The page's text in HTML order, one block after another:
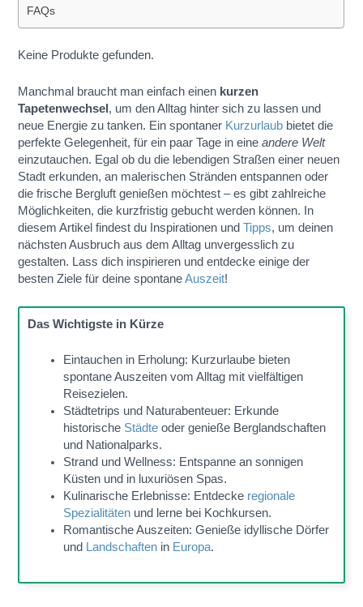
FAQs
Keine Produkte gefunden.
Manchmal braucht man einfach einen kurzen
Tapetenwechsel , um den Alltag hinter sich zu lassen und
neue Energie zu tanken. Ein spontaner Kurzurlaub bietet die
perfekte Gelegenheit, für ein paar Tage in eineandere Welt
einzutauchen. Egal ob du die lebendigen Straßen einer neuen
Stadt erkunden, an malerischen Stränden entspannen oder
die frische Bergluft genießen möchtest – es gibt zahlreiche
Möglichkeiten, die kurzfristig gebucht werden können. In
diesem Artikel findest du Inspirationen undTipps, um deinen
nächsten Ausbruch aus dem Alltag unvergesslich zu
gestalten. Lass dich inspirieren und entdecke einige der
besten Ziele für deine spontaneAuszeit!
Das Wichtigste in Kürze
Eintauchen in Erholung: Kurzurlaube bieten
spontane Auszeiten vom Alltag mit vielfältigen
Reisezielen.
Städtetrips und Naturabenteuer: Erkunde
historische Städte oder genieße Berglandschaften
und Nationalparks.
Strand und Wellness: Entspanne an sonnigen
Küsten und in luxuriösen Spas.
Kulinarische Erlebnisse: Entdecke regionale
Spezialitäten und lerne bei Kochkursen.
Romantische Auszeiten: Genieße idyllische Dörfer
und Landschaften in Europa.